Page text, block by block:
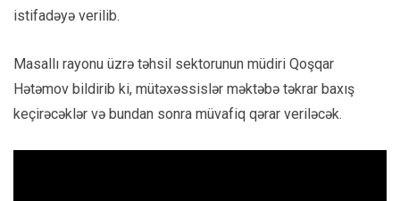
istifadəyə verilib.
Masallı rayonu üzrə təhsil sektorunun müdiri Qoşqar
Hətəmov bildirib ki, mütəxəssislər məktəbə təkrar baxış
keçirəcəklər və bundan sonra müvafiq qərar veriləcək.